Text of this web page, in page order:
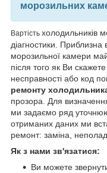
морозильних
Вартість холодильників
діагностики. Приблизна
морозильної камери
після того як Ви
несправності або код
ремонту
прозора. Для
ми задаємо ряд
отриманих даних ми
ремонт: заміна,
Як з нами зв'язатися:
Ви можете